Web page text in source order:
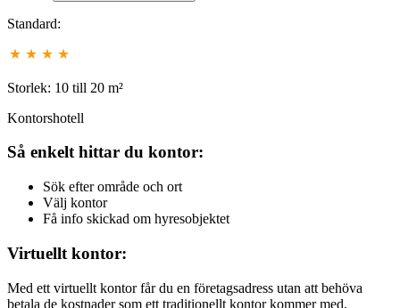
Standard:
Storlek: 10 till 20 m²
Kontorshotell
Så enkelt hittar du kontor:
Sök efter område och ort
Välj kontor
Få info skickad om hyresobjektet
Virtuellt kontor:
Med ett virtuellt kontor får du en företagsadress utan att behöva
betala de kostnader som ett traditionellt kontor kommer med.